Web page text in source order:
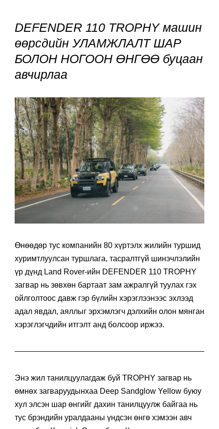
DEFENDER 110 TROPHY машин
өөрсдийн УЛАМЖЛАЛТ ШАР
БОЛОН НОГООН ӨНГӨӨ буцаан
авчирлаа
Өнөөдөр тус компанийн 80 хүртэлх жилийн туршид
хуримтлуулсан туршлага, тасралтгүй шинэчлэлийн
үр дүнд Land Rover-ийн DEFENDER 110 TROPHY
загвар нь зөвхөн бартаат зам ажралгүй туулах гэх
ойлголтоос давж гэр бүлийн хэрэглээнээс эхлээд
адал явдал, аяллыг эрхэмлэгч дэлхийн олон мянган
хэрэглэгчдийн итгэлт анд болсоор иржээ.
Энэ жил танилцуулагдаж буй TROPHY загвар нь
өмнөх загваруудынхаа Deep Sandglow Yellow буюу
хул элсэн шар өнгийг дахин танилцуулж байгаа нь
тус брэндийн уралдааны үндсэн өнгө хэмээн авч